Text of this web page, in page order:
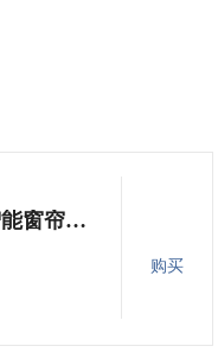
Yeelight智能窗帘电机WIFI蓝牙双模控制电动窗帘可接入米家小爱同学Siri语音控制 窗帘电机【单电机不含安装】
购买